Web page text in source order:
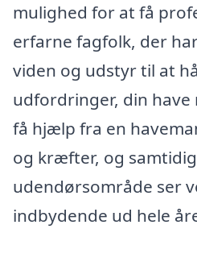
mulighed for at få
erfarne fagfolk, der
viden og udstyr til at
udfordringer, din have
få hjælp fra en
og kræfter, og
udendørsområde ser
indbydende ud hele